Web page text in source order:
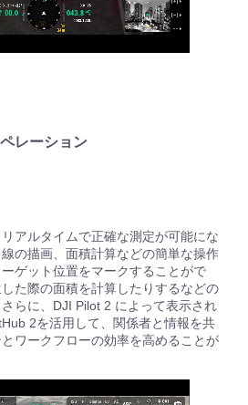
レーション
アルタイムで正確な測定が可能にな
の描画、面積計算などの簡単な操作
ゲット位置をマークすることがで
た際の面積を計算したりするなどの
らに、DJI Pilot 2 によって表示され
2を活用して、関係者と情報を共
ワークフローの効率を高めることが